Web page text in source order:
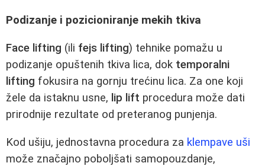
Podizanje i pozicioniranje mekih tkiva
Face lifting (ili fejs lifting) tehnike pomažu u
podizanje opuštenih tkiva lica, dok temporalni
lifting fokusira na gornju trećinu lica. Za one koji
žele da istaknu usne, lip lift procedura može dati
prirodnije rezultate od preteranog punjenja.
Kod ušiju, jednostavna procedura za klempave uši
može značajno poboljšati samopouzdanje,